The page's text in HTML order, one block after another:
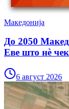
Македонија
До 2050
Еве што нè
6 август 2026